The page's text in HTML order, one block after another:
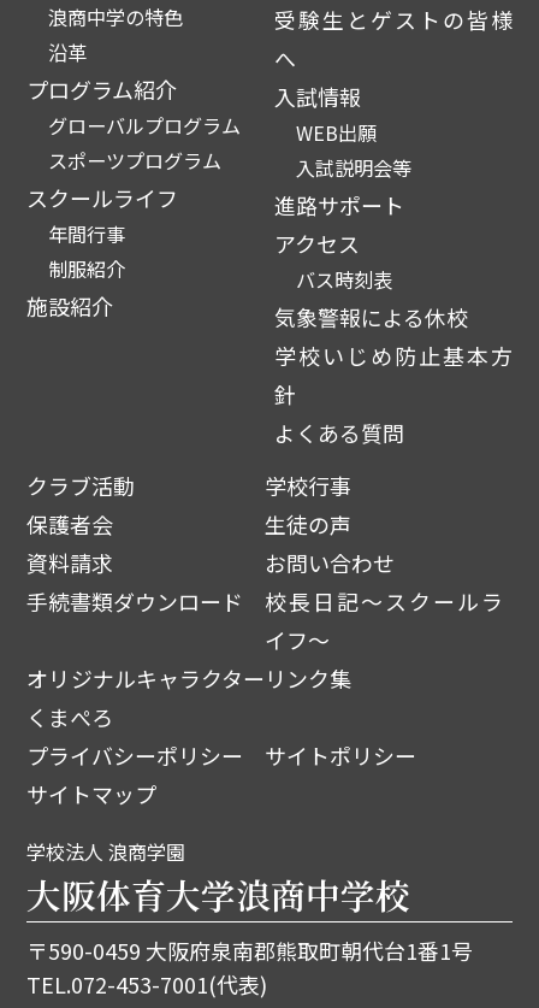
浪商中学の特色
沿革
プログラム紹介
グローバルプログラム
スポーツプログラム
スクールライフ
年間行事
制服紹介
施設紹介
受験生とゲストの皆様
へ
入試情報
WEB出願
入試説明会等
進路サポート
アクセス
バス時刻表
気象警報による休校
学校いじめ防止基本方
針
よくある質問
クラブ活動
学校行事
保護者会
生徒の声
資料請求
お問い合わせ
手続書類ダウンロード
校長日記～スクールラ
イフ～
オリジナルキャラクター
くまぺろ
リンク集
プライバシーポリシー
サイトポリシー
サイトマップ
学校法人 浪商学園
大阪体育大学浪商中学校
〒590-0459 大阪府泉南郡熊取町朝代台1番1号
TEL.072-453-7001(代表)